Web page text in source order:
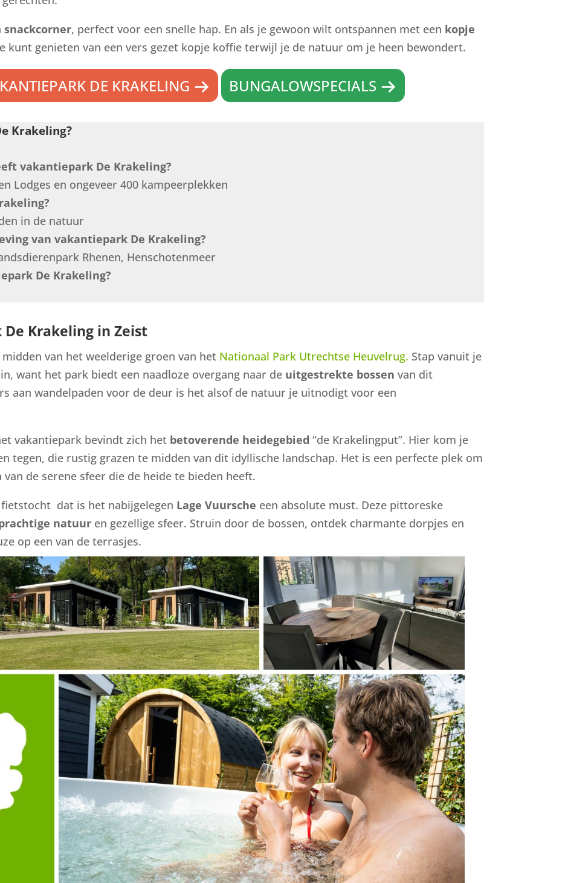
snackcorner, perfect voor een snelle hap. En als je gewoon wilt ontspannen met een kopje
kunt genieten van een vers gezet kopje koffie terwijl je de natuur om je heen bewondert.
DE KRAKELING BUNGALOWSPECIALS
Krakeling?
vakantiepark De Krakeling?
Lodges en ongeveer 400 kampeerplekken
in de natuur
van vakantiepark De Krakeling?
Rhenen, Henschotenmeer
De Krakeling?
Krakeling in Zeist
van het weelderige groen van het Nationaal Park Utrechtse Heuvelrug. Stap vanuit je
want het park biedt een naadloze overgang naar de uitgestrekte bossen van dit
aan wandelpaden voor de deur is het alsof de natuur je uitnodigt voor een
vakantiepark bevindt zich het betoverende heidegebied “de Krakelingput”. Hier kom je
tegen, die rustig grazen te midden van dit idyllische landschap. Het is een perfecte plek om
de serene sfeer die de heide te bieden heeft.
dat is het nabijgelegen Lage Vuursche een absolute must. Deze pittoreske
natuur en gezellige sfeer. Struin door de bossen, ontdek charmante dorpjes en
op een van de terrasjes.